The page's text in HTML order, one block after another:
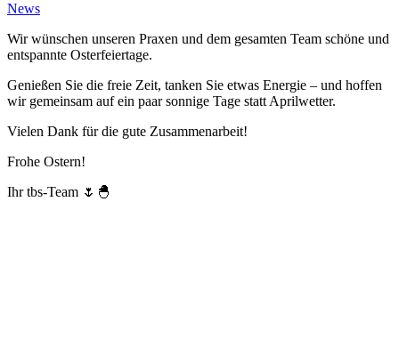
News
Wir wünschen unseren Praxen und dem gesamten Team schöne und
entspannte Osterfeiertage.
Genießen Sie die freie Zeit, tanken Sie etwas Energie – und hoffen
wir gemeinsam auf ein paar sonnige Tage statt Aprilwetter.
Vielen Dank für die gute Zusammenarbeit!
Frohe Ostern!
Ihr tbs-Team 🌷🐣